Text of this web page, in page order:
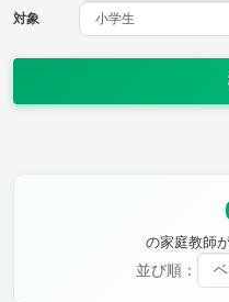
対象
の家庭教師
並び順：
教科
保健・体育